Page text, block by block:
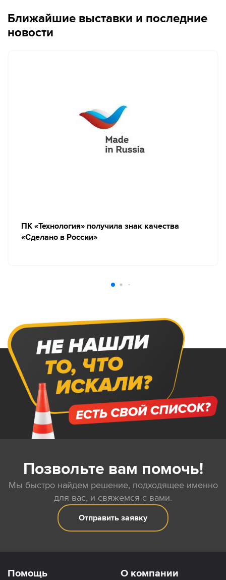
Ближайшие выставки и последние
новости
ПК «Технология» получила знак качества
«Сделано в России»
Позвольте вам помочь!
Мы быстро найдем решение, подходящее именно
для вас, и свяжемся с вами.
Отправить заявку
Помощь
О компании